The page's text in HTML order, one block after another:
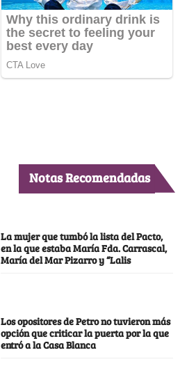
Notas Recomendadas
La mujer que tumbó la lista del Pacto,
en la que estaba María Fda. Carrascal,
María del Mar Pizarro y “Lalis
Los opositores de Petro no tuvieron más
opción que criticar la puerta por la que
entró a la Casa Blanca